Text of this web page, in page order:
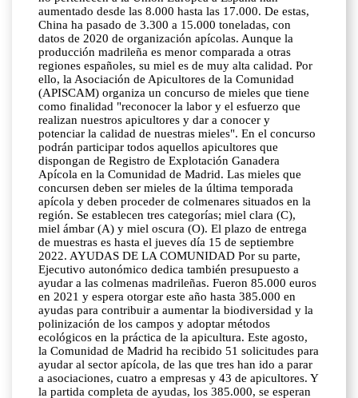
aumentado desde las 8.000 hasta las 17.000. De estas,
China ha pasado de 3.300 a 15.000 toneladas, con
datos de 2020 de organización apícolas. Aunque la
producción madrileña es menor comparada a otras
regiones españoles, su miel es de muy alta calidad. Por
ello, la Asociación de Apicultores de la Comunidad
(APISCAM) organiza un concurso de mieles que tiene
como finalidad "reconocer la labor y el esfuerzo que
realizan nuestros apicultores y dar a conocer y
potenciar la calidad de nuestras mieles". En el concurso
podrán participar todos aquellos apicultores que
dispongan de Registro de Explotación Ganadera
Apícola en la Comunidad de Madrid. Las mieles que
concursen deben ser mieles de la última temporada
apícola y deben proceder de colmenares situados en la
región. Se establecen tres categorías; miel clara (C),
miel ámbar (A) y miel oscura (O). El plazo de entrega
de muestras es hasta el jueves día 15 de septiembre
2022. AYUDAS DE LA COMUNIDAD Por su parte,
Ejecutivo autonómico dedica también presupuesto a
ayudar a las colmenas madrileñas. Fueron 85.000 euros
en 2021 y espera otorgar este año hasta 385.000 en
ayudas para contribuir a aumentar la biodiversidad y la
polinización de los campos y adoptar métodos
ecológicos en la práctica de la apicultura. Este agosto,
la Comunidad de Madrid ha recibido 51 solicitudes para
ayudar al sector apícola, de las que tres han ido a parar
a asociaciones, cuatro a empresas y 43 de apicultores. Y
la partida completa de ayudas, los 385.000, se esperan